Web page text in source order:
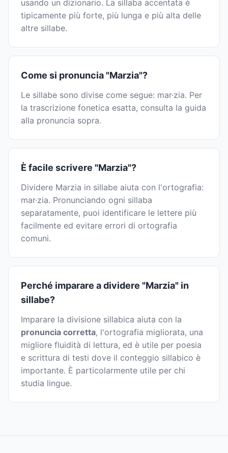
usando un dizionario. La sillaba accentata è
tipicamente più forte, più lunga e più alta delle
altre sillabe.
Come si pronuncia "Marzia"?
Le sillabe sono divise come segue: mar·zia. Per
la trascrizione fonetica esatta, consulta la guida
alla pronuncia sopra.
È facile scrivere "Marzia"?
Dividere Marzia in sillabe aiuta con l'ortografia:
mar·zia. Pronunciando ogni sillaba
separatamente, puoi identificare le lettere più
facilmente ed evitare errori di ortografia
comuni.
Perché imparare a dividere "Marzia" in
sillabe?
Imparare la divisione sillabica aiuta con la
pronuncia corretta, l'ortografia migliorata, una
migliore fluidità di lettura, ed è utile per poesia
e scrittura di testi dove il conteggio sillabico è
importante. È particolarmente utile per chi
studia lingue.